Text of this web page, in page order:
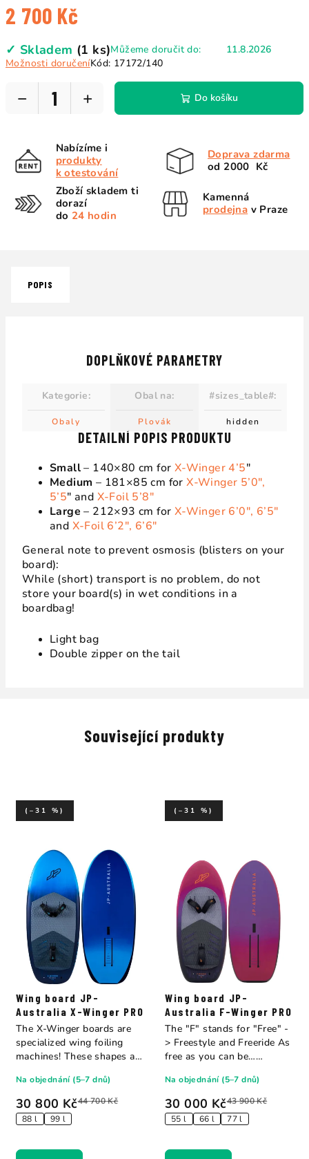
2 700 Kč
cena:
✓ Skladem (1 ks)Můžeme doručit do:
11.8.2026
Možnosti doručeníKód: 17172/140
+
− Do košíku
Nabízíme i
produkty
k otestování
Doprava zdarma
od 2000 Kč
Zboží skladem ti
dorazí
do 24 hodin
Kamenná
prodejna v Praze
POPIS
DETAILNÍ POPIS PRODUKTU
Small– 140×80 cm for X-Winger 4’5″
Medium – 181×85 cm forX-Winger 5’0″,
5’5″ and X-Foil 5’8″
Large – 212×93 cm for X-Winger 6’0″, 6’5″
and X-Foil 6’2″, 6’6″
General note to prevent osmosis (blisters on your
board):
While (short) transport is no problem, do not
store your board(s) in wet conditions in a
boardbag!
Light bag
Double zipper on the tail
DOPLŇKOVÉ PARAMETRY
Kategorie:
Obaly
Obal na:
Plovák
#sizes_table#:
hidden
Související produkty
Wing board JP-
Australia X-Winger PRO
30 800 Kč44 700 Kč
(–31 %)
88 l 99 l
Na objednání (5–7 dnů)
The X-Winger boards are
specialized wing foiling
machines! These shapes are
Wing board JP-
Australia F-Winger PRO
30 000 Kč43 900 Kč
(–31 %)
55 l 66 l 77 l
Na objednání (5–7 dnů)
The "F" stands for "Free" -
> Freestyle and Freeride As
free as you can be…